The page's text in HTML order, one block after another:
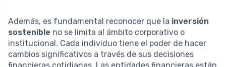
Además, es fundamental reconocer que la inversión
sostenible no se limita al ámbito corporativo o
institucional. Cada individuo tiene el poder de hacer
cambios significativos a través de sus decisiones